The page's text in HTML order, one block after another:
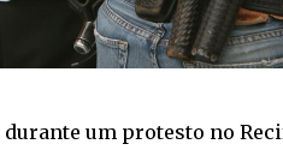
um protesto no